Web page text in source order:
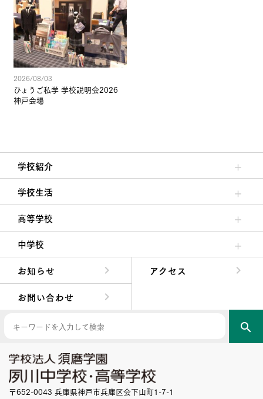
2026/08/03
ひょうご私学 学校説明会2026
神戸会場
学校紹介
理事長/学園長メッセージ
安心して任せられる学校
沿革
施設・設備
大学合格実績
学校生活
クラブ活動・生徒会活動
夙川ブログ
制服紹介
夙川カレンダー
高等学校
高校校長からの挨拶
高校の教育方針／特色
特進コース／進学コース
年間行事
先輩たちの声・生徒たちの声
中学校
中学校長からの挨拶
中学校の教育方針／特色
Aコース／Bコース
年間行事
先輩たちの声・生徒たちの声
お知らせ
アクセス
お問い合わせ
search
〒652-0043 兵庫県神戸市兵庫区会下山町1-7-1